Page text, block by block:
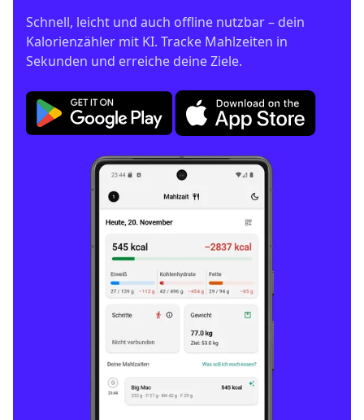
Schnell, leicht und auch offline nutzbar – dein
Kalorienzähler mit KI. Tracke Mahlzeiten in
Sekunden und erreiche deine Ziele.